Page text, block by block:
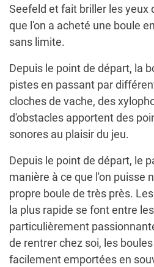
Seefeld et fait briller les yeux
que l'on a acheté une boule
sans limite.
Depuis le point de départ, la
pistes en passant par
cloches de vache, des
d'obstacles apportent des
sonores au plaisir du jeu.
Depuis le point de départ, le
manière à ce que l'on puisse
propre boule de très près.
la plus rapide se font entre
particulièrement
de rentrer chez soi, les
facilement emportées en